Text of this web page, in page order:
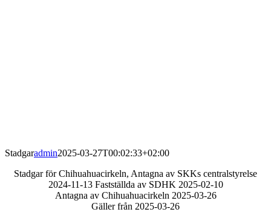
Stadgaradmin2025-03-27T00:02:33+02:00
Stadgar för Chihuahuacirkeln, Antagna av SKKs centralstyrelse
2024-11-13 Fastställda av SDHK 2025-02-10
Antagna av Chihuahuacirkeln 2025-03-26
Gäller från 2025-03-26